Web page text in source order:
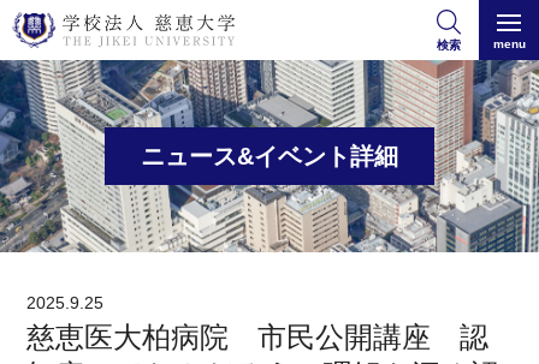
検索 menu
ニュース&イベント詳細
2025.9.25
慈恵医大柏病院 市民公開講座 認